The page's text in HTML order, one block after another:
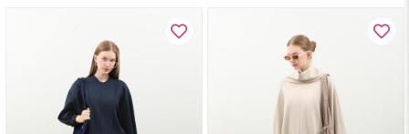
MANKEN ÖLÇÜLERİ:
Boy: 1.70 cm